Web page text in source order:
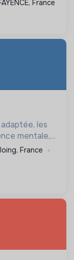
et sociale.
France
les
mentale,
France